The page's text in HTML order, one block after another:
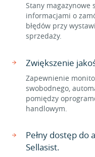
Stany magazynowe
informacjami o
błędów przy
sprzedaży.
Zwiększenie
Zapewnienie
swobodnego,
pomiędzy
handlowym.
Pełny dostęp
Sellasist.